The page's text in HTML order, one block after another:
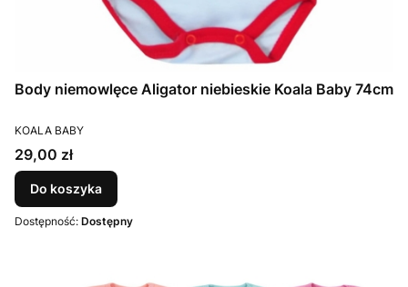
Body niemowlęce Aligator niebieskie Koala Baby 74cm
PRODUCENT
KOALA BABY
Cena
29,00 zł
Do koszyka
Dostępność: Dostępny